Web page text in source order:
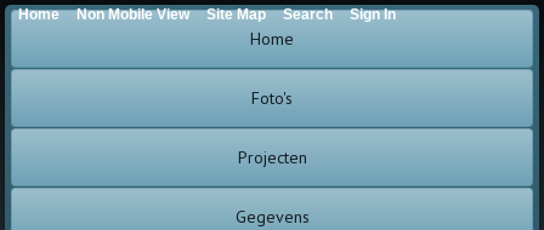
Home
Foto's
Projecten
Gegevens
Home Non Mobile View Site Map Search Sign In